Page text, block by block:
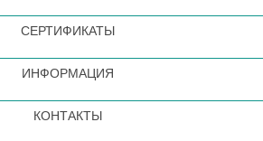
СЕРТИФИКАТЫ
ИНФОРМАЦИЯ
КОНТАКТЫ